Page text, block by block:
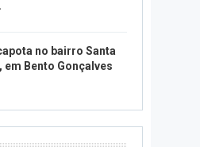
no bairro Santa
em Bento Gonçalves